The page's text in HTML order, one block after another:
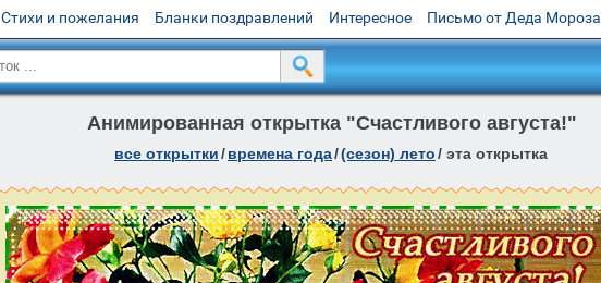
Стихи и пожелания Бланки поздравлений Интересное Письмо от Деда Мороза
Анимированная открытка "Счастливого августа!"
все открытки/времена года/(сезон) лето/ эта открытка